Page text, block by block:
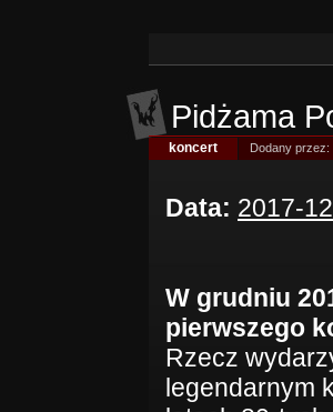
Pidżama
koncert Dodany przez:
Data: 2017-
W grudniu
pierwszego
Rzecz
legendarnym